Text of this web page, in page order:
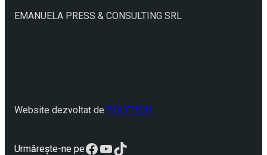
EMANUELA PRESS & CONSULTING SRL
Website dezvoltat de POLYTECH
Urmărește-ne peFacebook
YouTube
TikTok